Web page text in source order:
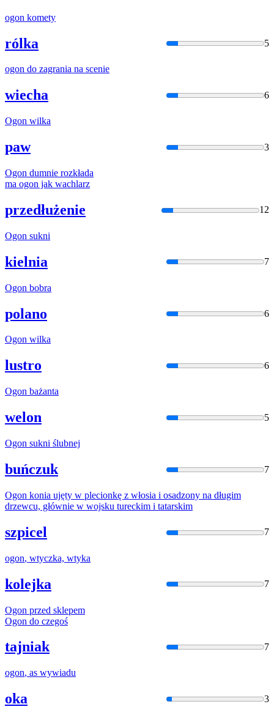
ogon komety
rólka 5
ogon do zagrania na scenie
wiecha 6
Ogon wilka
paw 3
Ogon dumnie rozkłada
ma ogon jak wachlarz
przedłużenie 12
Ogon sukni
kielnia 7
Ogon bobra
polano 6
Ogon wilka
lustro 6
Ogon bażanta
welon 5
Ogon sukni ślubnej
buńczuk 7
Ogon konia ujęty w plecionkę z włosia i osadzony na długim
drzewcu, głównie w wojsku tureckim i tatarskim
szpicel 7
ogon, wtyczka, wtyka
kolejka 7
Ogon przed sklepem
Ogon do czegoś
tajniak 7
ogon, as wywiadu
oka 3